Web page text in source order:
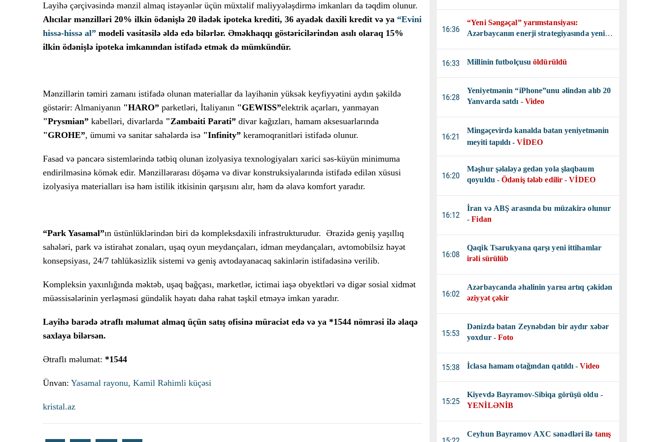
Layihə çərçivəsində mənzil almaq istəyənlər üçün müxtəlif maliyyələşdirmə imkanları da təqdim olunur.
Alıcılar mənzilləri 20% ilkin ödənişlə 20 ilədək ipoteka krediti, 36 ayadək daxili kredit və ya “Evini
hissə-hissə al”modeli vasitəsilə əldə edə bilərlər. Əməkhaqqı göstəricilərindən asılı olaraq 15%
ilkin ödənişlə ipoteka imkanından istifadə etmək də mümkündür.
Mənzillərin təmiri zamanı istifadə olunan materiallar da layihənin yüksək keyfiyyətini aydın şəkildə
göstərir: Almaniyanın "HARO”parketləri, İtaliyanın "GEWISS”elektrik açarları, yanmayan
"Prysmian”kabelləri, divarlarda "Zambaiti Parati”divar kağızları, hamam aksesuarlarında
"GROHE”, ümumi və sanitar sahələrdə isə "Infinity”keramoqranitləri istifadə olunur.
Fasad və pəncərə sistemlərində tətbiq olunan izolyasiya texnologiyaları xarici səs-küyün minimuma
endirilməsinə kömək edir. Mənzillərarası döşəmə və divar konstruksiyalarında istifadə edilən xüsusi
izolyasiya materialları isə həm istilik itkisinin qarşısını alır, həm də əlavə komfort yaradır.
“Park Yasamal”ın üstünlüklərindən biri də kompleksdaxili infrastrukturudur. Ərazidə geniş yaşıllıq
sahələri, park və istirahət zonaları, uşaq oyun meydançaları, idman meydançaları, avtomobilsiz həyət
konsepsiyası, 24/7 təhlükəsizlik sistemi və geniş avtodayanacaq sakinlərin istifadəsinə verilib.
Kompleksin yaxınlığında məktəb, uşaq bağçası, marketlər, ictimai iaşə obyektləri və digər sosial xidmət
müəssisələrinin yerləşməsi gündəlik həyatı daha rahat təşkil etməyə imkan yaradır.
Layihə barədə ətraflı məlumat almaq üçün satış ofisinə müraciət edə və ya *1544 nömrəsi ilə əlaqə
saxlaya bilərsən.
Ətraflı məlumat: *1544
Ünvan: Yasamal rayonu, Kamil Rəhimli küçəsi
kristal.az
16:36
“Yeni Səngəçal” yarımstansiyası:
Azərbaycanın enerji strategiyasında yeni
16:33 Millinin futbolçusuöldürüldü
16:28
Yeniyetmənin “iPhone”unu əlindən alıb 20
Yanvarda satdı - Video
16:21
Mingəçevirdə kanalda batan yeniyetmənin
meyiti tapıldı -VİDEO
16:20
Məşhur şəlaləyə gedən yola şlaqbaum
qoyuldu -Ödəniş tələb edilir - VİDEO
16:12
İran və ABŞ arasında bu müzakirə olunur
-Fidan
16:08
Qaqik Tsarukyana qarşı yeni ittihamlar
irəli sürülüb
16:02
Azərbaycanda əhalinin yarısı artıq çəkidən
əziyyət çəkir
15:53
Dənizdə batan Zeynəbdən bir aydır xəbər
yoxdur -Foto
15:38 İclasa hamam otağından qatıldı -Video
15:25
Kiyevdə Bayramov-Sibiqa görüşü oldu -
YENİLƏNİB
Ceyhun Bayramov AXC sənədləri ilə tanış